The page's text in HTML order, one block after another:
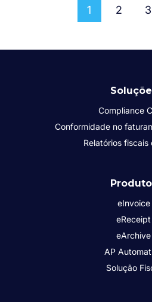
1 2 3
Compliance
Conformidade no
Relatórios fiscais
eInvoice
eReceipt
eArchive
AP
Solução